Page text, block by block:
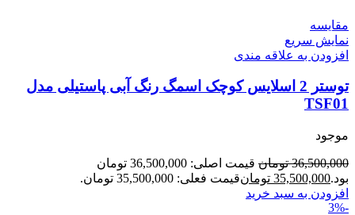
مقايسه
نمایش سریع
افزودن به علاقه مندی
توستر 2 اسلایس کوچک اسمگ رنگ آبی پاستیلی مدل
TSF01
موجود
36,500,000 تومان
قیمت اصلی: 36,500,000 تومان
بود.35,500,000 تومانقیمت فعلی: 35,500,000 تومان.
افزودن به سبد خرید
-3%